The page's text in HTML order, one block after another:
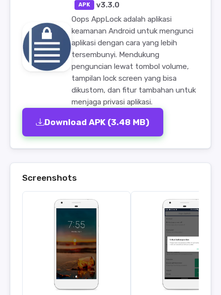
APK
v3.3.0
Oops AppLock adalah aplikasi
keamanan Android untuk mengunci
aplikasi dengan cara yang lebih
tersembunyi. Mendukung
penguncian lewat tombol volume,
tampilan lock screen yang bisa
dikustom, dan fitur tambahan untuk
menjaga privasi aplikasi.
Download APK (3.48 MB)
Screenshots